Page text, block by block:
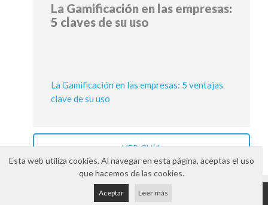
La Gamificación en las empresas:
5 claves de su uso
La Gamificación en las empresas: 5 ventajas
clave de su uso
VER GUÍA
Esta web utiliza cookies. Al navegar en esta página, aceptas el uso
que hacemos de las cookies.
Aceptar Leer más